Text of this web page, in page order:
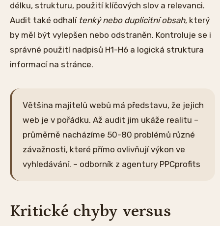
délku, strukturu, použití klíčových slov a relevanci.
Audit také odhalí tenký nebo duplicitní obsah, který
by měl být vylepšen nebo odstraněn. Kontroluje se i
správné použití nadpisů H1-H6 a logická struktura
informací na stránce.
Většina majitelů webů má představu, že jejich
web je v pořádku. Až audit jim ukáže realitu –
průměrně nacházíme 50-80 problémů různé
závažnosti, které přímo ovlivňují výkon ve
vyhledávání. – odborník z agentury PPCprofits
Kritické chyby versus